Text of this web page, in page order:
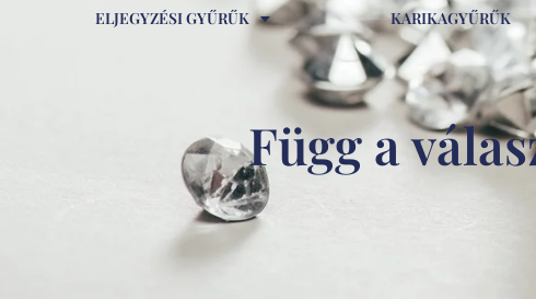
ELJEGYZÉSI GYŰRŰK KARIKAGYŰRŰK
Függ a